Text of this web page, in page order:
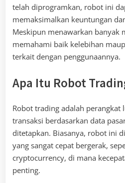
telah diprogramkan, robot ini
memaksimalkan keuntungan
Meskipun menawarkan banyak
memahami baik kelebihan
terkait dengan penggunaannya.
Apa Itu Robot
Robot trading adalah perangkat
transaksi berdasarkan data
ditetapkan. Biasanya, robot ini
yang sangat cepat bergerak,
cryptocurrency, di mana
penting.